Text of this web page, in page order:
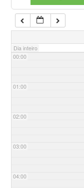
Dia inteiro
00:00
01:00
02:00
03:00
04:00